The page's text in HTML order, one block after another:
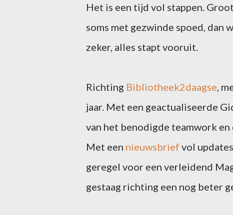
Het is een tijd vol stappen.
soms met gezwinde spoed, dan
zeker, alles stapt vooruit.
Richting Bibliotheek2daagse ,
jaar. Met een geactualiseerde
van het benodigde teamwork
Met een nieuwsbrief vol
geregel voor een verleidend
gestaag richting een nog beter